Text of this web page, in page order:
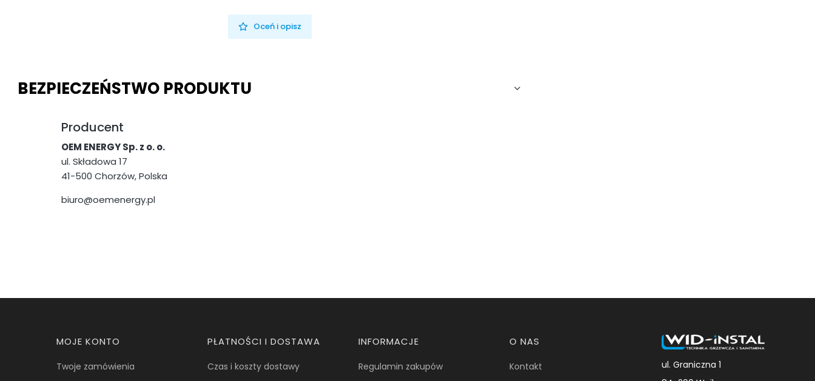
Oceń i opisz
BEZPIECZEŃSTWO PRODUKTU
Producent
OEM ENERGY Sp. z o. o.
ul. Składowa 17
41-500 Chorzów, Polska
biuro@oemenergy.pl
Linki w stopce
MOJE KONTO
Twoje zamówienia
PŁATNOŚCI I DOSTAWA
Czas i koszty dostawy
INFORMACJE
Regulamin zakupów
O NAS
Kontakt
ul. Graniczna 1